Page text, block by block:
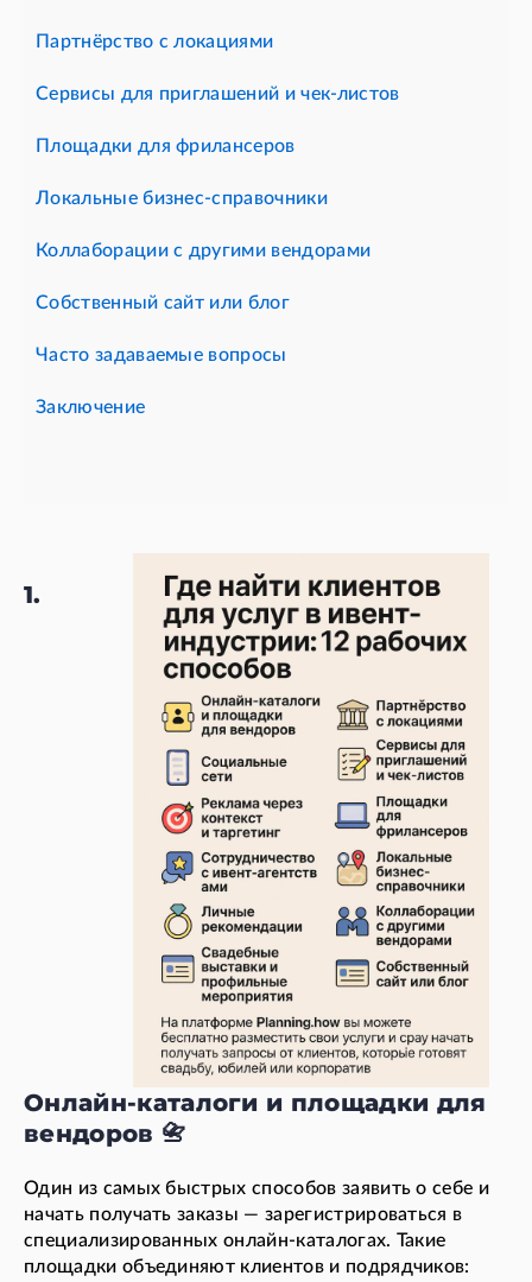
Партнёрство с локациями
Сервисы для приглашений и чек-листов
Площадки для фрилансеров
Локальные бизнес-справочники
Коллаборации с другими вендорами
Собственный сайт или блог
Часто задаваемые вопросы
Заключение
1.
Онлайн-каталоги и площадки для
вендоров 📇
Один из самых быстрых способов заявить о себе и
начать получать заказы — зарегистрироваться в
специализированных онлайн-каталогах. Такие
площадки объединяют клиентов и подрядчиков: